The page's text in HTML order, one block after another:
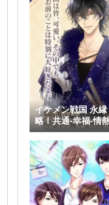
イケメン戦国 永
略！共通-幸福-情